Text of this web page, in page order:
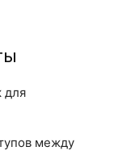
для
между